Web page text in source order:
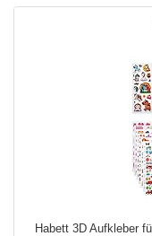
Habett 3D Aufkleber